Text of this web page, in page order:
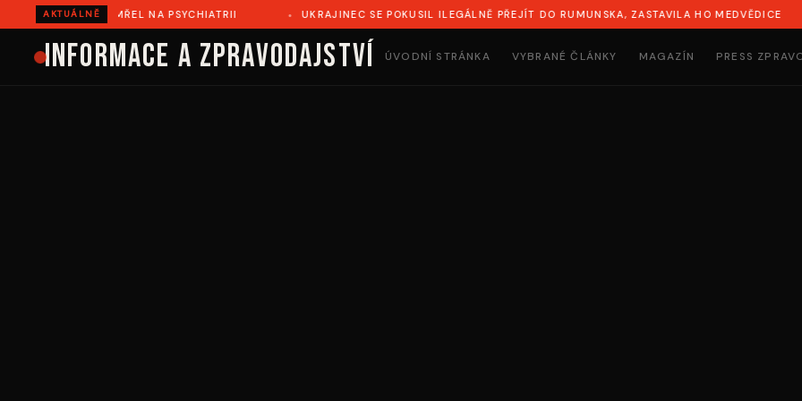
AKTUÁLNĚ
ZEMŘEL NA PSYCHIATRII UKRAJINEC SE POKUSIL ILEGÁLNĚ PŘEJÍT DO RUMUNSKA, ZASTAVILA HO MEDVĚDICE
Informace a zpravodajství ÚVODNÍ STRÁNKA VYBRANÉ ČLÁNKY MAGAZÍN PRESS